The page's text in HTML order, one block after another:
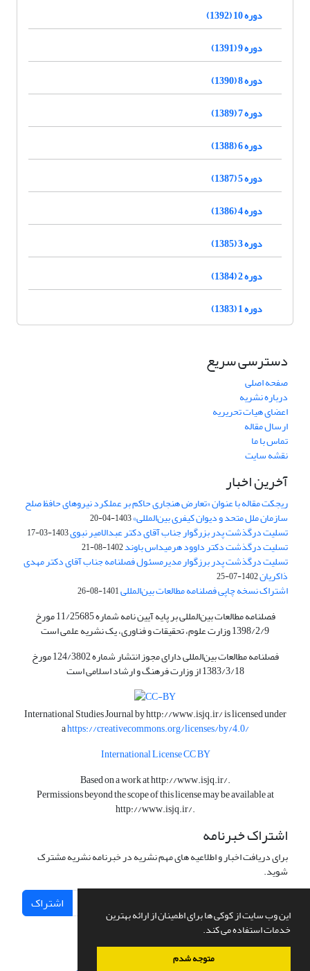
این وب سایت از کوکی ها برای اطمینان از ارائه بهترین
خدمات استفاده می کند.
متوجه شدم
دوره 10 (1392)
دوره 9 (1391)
دوره 8 (1390)
دوره 7 (1389)
دوره 6 (1388)
دوره 5 (1387)
دوره 4 (1386)
دوره 3 (1385)
دوره 2 (1384)
دوره 1 (1383)
دسترسی سریع
صفحه اصلی
درباره نشریه
اعضای هیات تحریریه
ارسال مقاله
تماس با ما
نقشه سایت
آخرین اخبار
ریجکت مقاله با عنوان «تعارض هنجاری حاکم بر عملکرد نیروهای حافظ صلح
سازمان ملل متحد و دیوان کیفری بین‌المللی»1403-04-20
تسلیت درگذشت پدر بزرگوار جناب آقای دکتر عبدالامیر نبوی1403-03-17
تسلیت درگذشت دکتر داوود هرمیداس باوند1402-08-21
تسلیت درگذشت پدر برزگوار مدیرمسئول فصلنامه جناب آقای دکتر مهدی
ذاکریان1402-07-25
اشتراک نسخه چاپی فصلنامه مطالعات بین‌المللی1401-08-26
فصلنامه مطالعات بین‌المللی بر پایه آیین نامه شماره 11/25685 مورخ
1398/2/9 وزارت علوم، تحقیقات و فناوری، یک نشریه علمی است
فصلنامه مطالعات بین‌المللی دارای مجوز انتشار شماره 124/3802 مورخ
1383/3/18 از وزارت فرهنگ و ارشاد اسلامی است
International Studies Journal byhttp://www.isjq.ir/is licensed under
ahttps://creativecommons.org/licenses/by/4.0/
International License CC BY
Based on a work athttp://www.isjq.ir/.
Permissions beyond the scope of this license may be available at
http://www.isjq.ir/.
اشتراک خبرنامه
برای دریافت اخبار و اطلاعیه های مهم نشریه در خبرنامه نشریه مشترک
شوید.
اشتراک